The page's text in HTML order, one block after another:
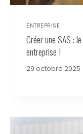
ENTREPRISE
Créer une SAS :
entreprise !
29 octobre 2025